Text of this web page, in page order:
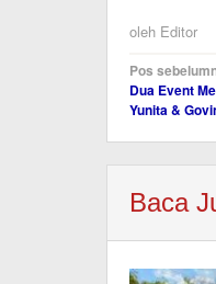
oleh Editor
pos
Pos
Dua Event
Yunita &
Baca